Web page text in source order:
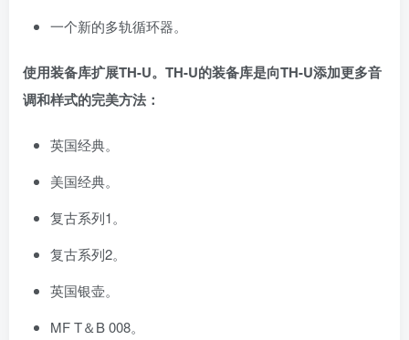
一个新的多轨循环器。
使用装备库扩展TH-U。TH-U的装备库是向TH-U添加更多音
调和样式的完美方法：
英国经典。
美国经典。
复古系列1。
复古系列2。
英国银壶。
MF T＆B 008。